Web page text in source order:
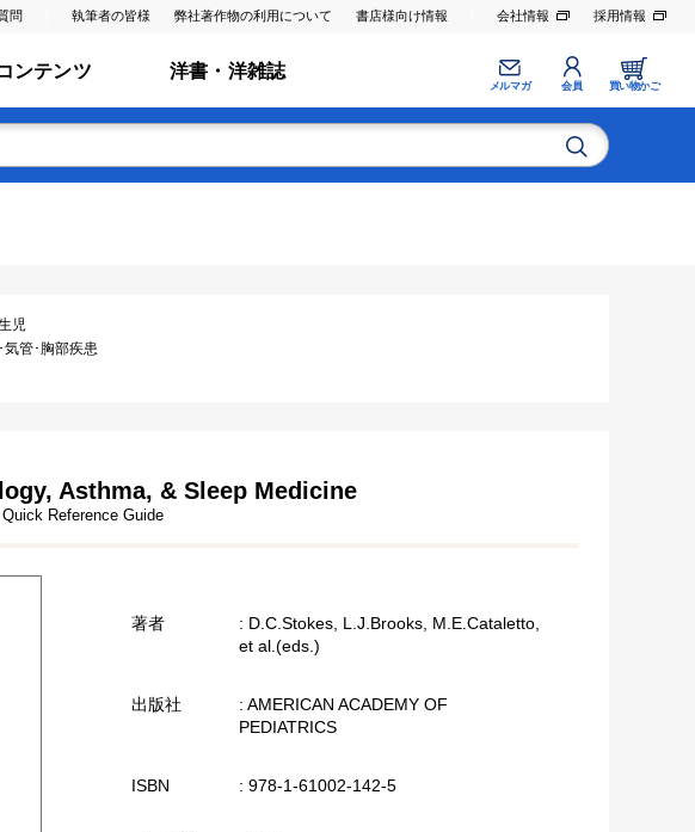
問 執筆者の皆様 弊社著作物の利用について 書店様向け情報 会社情報 採用情報
ンテンツ 洋書・洋雑誌
メルマガ 会員 買い物かご
児
気管･胸部疾患
Asthma, & Sleep Medicine
Quick Reference Guide
著者
: D.C.Stokes, L.J.Brooks, M.E.Cataletto,
et al.(eds.)
出版社
: AMERICAN ACADEMY OF
PEDIATRICS
ISBN : 978-1-61002-142-5